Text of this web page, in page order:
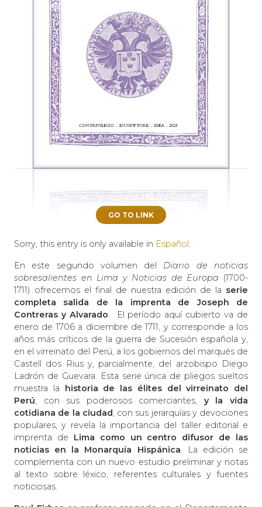
GO TO LINK
Sorry, this entry is only available in Español.
En este segundo volumen del Diario de noticias
sobresalientes en Lima y Noticias de Europa (1700-
1711) ofrecemos el final de nuestra edición de la serie
completa salida de la imprenta de Joseph de
Contreras y Alvarado. El período aquí cubierto va de
enero de 1706 a diciembre de 1711, y corresponde a los
años más críticos de la guerra de Sucesión española y,
en el virreinato del Perú, a los gobiernos del marqués de
Castell dos Rius y, parcialmente, del arzobispo Diego
Ladrón de Guevara. Esta serie única de pliegos sueltos
muestra la historia de las élites del virreinato del
Perú, con sus poderosos comerciantes, y la vida
cotidiana de la ciudad, con sus jerarquías y devociones
populares, y revela la importancia del taller editorial e
imprenta de Lima como un centro difusor de las
noticias en la Monarquía Hispánica. La edición se
complementa con un nuevo estudio preliminar y notas
al texto sobre léxico, referentes culturales y fuentes
noticiosas.